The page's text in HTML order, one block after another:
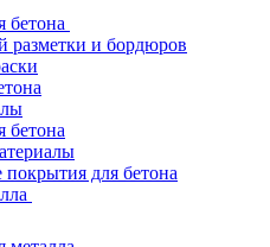
бетона
разметки и бордюров
бетона
для бетона